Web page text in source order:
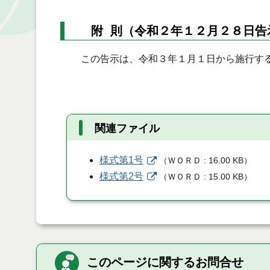
附 則（令和２年１２月２８日告
この告示は、令和３年１月１日から施行する
関連ファイル
様式第1号 （ＷＯＲＤ 16.00 KB）
様式第2号 （ＷＯＲＤ 15.00 KB）
このページに関するお問合せ